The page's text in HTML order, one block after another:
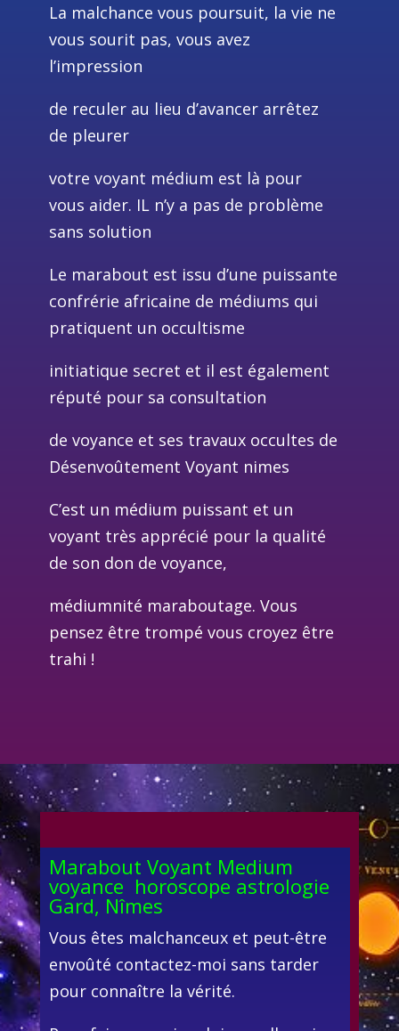
La malchance vous poursuit, la vie ne
vous sourit pas, vous avez
l’impression
de reculer au lieu d’avancer arrêtez
de pleurer
votre voyant médium est là pour
vous aider. IL n’y a pas de problème
sans solution
Le marabout est issu d’une puissante
confrérie africaine de médiums qui
pratiquent un occultisme
initiatique secret et il est également
réputé pour sa consultation
de voyance et ses travaux occultes de
Désenvoûtement Voyant nimes
C’est un médium puissant et un
voyant très apprécié pour la qualité
de son don de voyance,
médiumnité maraboutage. Vous
pensez être trompé vous croyez être
trahi !
Marabout Voyant Medium
voyance horoscope astrologie
Gard, Nîmes
Vous êtes malchanceux et peut-être
envoûté contactez-moi sans tarder
pour connaître la vérité.